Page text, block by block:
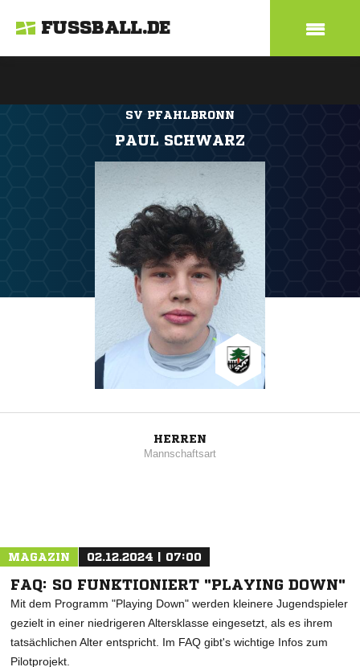
FUSSBALL.DE
SV PFAHLBRONN
PAUL SCHWARZ
HERREN
Mannschaftsart
MAGAZIN 02.12.2024 | 07:00
FAQ: SO FUNKTIONIERT "PLAYING DOWN"
Mit dem Programm "Playing Down" werden kleinere Jugendspieler
gezielt in einer niedrigeren Altersklasse eingesetzt, als es ihrem
tatsächlichen Alter entspricht. Im FAQ gibt's wichtige Infos zum
Pilotprojekt.